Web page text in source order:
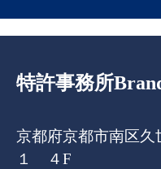
特許事務所
京都府京都市南区久
１ ４F